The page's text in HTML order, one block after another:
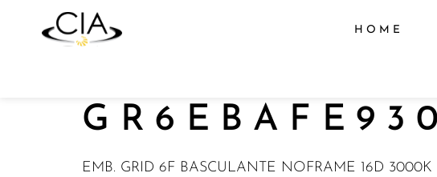
HOME
GR6EBAFE930
EMB. GRID 6F BASCULANTE NOFRAME 16D